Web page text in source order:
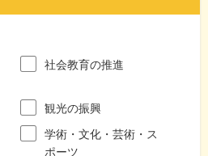
社会教育の推進
観光の振興
学術・文化・芸術・ス
ポーツ